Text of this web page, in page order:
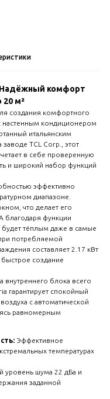
Надёжный комфорт
м²
создания комфортного
кондиционером
итальянским
TCL Corp., этот
в себе проверенную
и широкий набор функций
эффективно
диапазоне.
что делает его
благодаря функции
тёплым даже в самые
потребляемой
составляет 2.17 кВт
создание
блока всего
гарантирует спокойный
с автоматической
равномерным
Эффективное
температурах
уровень шума 22 дБа и
заданной